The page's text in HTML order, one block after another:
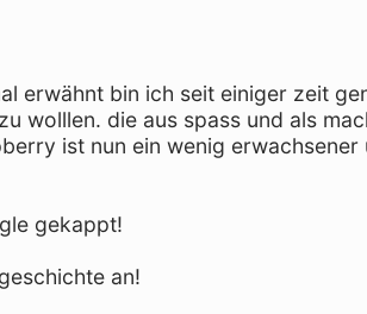
erwähnt bin ich seit einiger zeit
wolllen. die aus spass und als
ist nun ein wenig
gekappt!
an!